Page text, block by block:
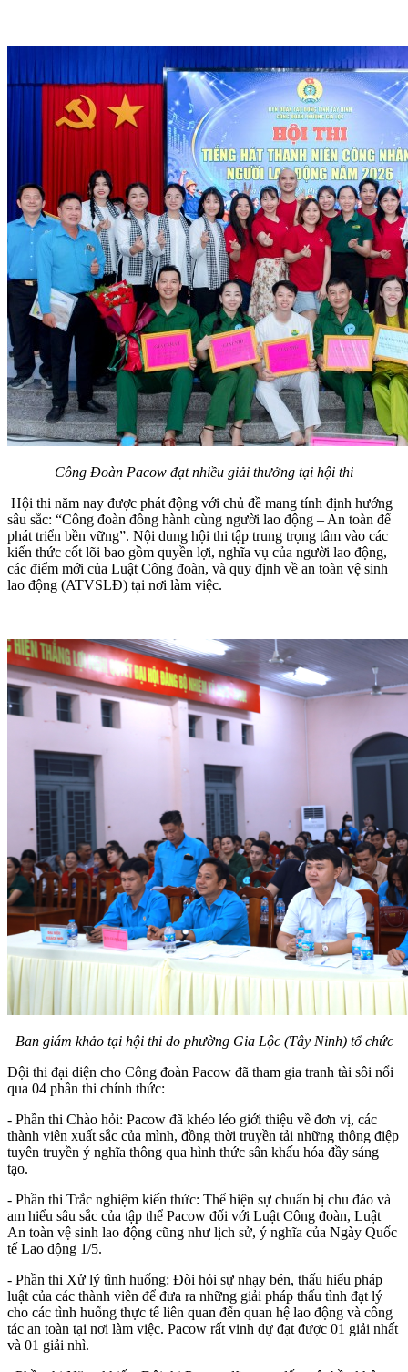
Công Đoàn Pacow đạt nhiều giải thưởng tại hội thi
Hội thi năm nay được phát động với chủ đề mang tính định hướng
sâu sắc: “Công đoàn đồng hành cùng người lao động – An toàn để
phát triển bền vững”. Nội dung hội thi tập trung trọng tâm vào các
kiến thức cốt lõi bao gồm quyền lợi, nghĩa vụ của người lao động,
các điểm mới của Luật Công đoàn, và quy định về an toàn vệ sinh
lao động (ATVSLĐ) tại nơi làm việc.
Ban giám khảo tại hội thi do phường Gia Lộc (Tây Ninh) tổ chức
Đội thi đại diện cho Công đoàn Pacow đã tham gia tranh tài sôi nổi
qua 04 phần thi chính thức:
- Phần thi Chào hỏi: Pacow đã khéo léo giới thiệu về đơn vị, các
thành viên xuất sắc của mình, đồng thời truyền tải những thông điệp
tuyên truyền ý nghĩa thông qua hình thức sân khấu hóa đầy sáng
tạo.
- Phần thi Trắc nghiệm kiến thức: Thể hiện sự chuẩn bị chu đáo và
am hiểu sâu sắc của tập thể Pacow đối với Luật Công đoàn, Luật
An toàn vệ sinh lao động cũng như lịch sử, ý nghĩa của Ngày Quốc
tế Lao động 1/5.
- Phần thi Xử lý tình huống: Đòi hỏi sự nhạy bén, thấu hiểu pháp
luật của các thành viên để đưa ra những giải pháp thấu tình đạt lý
cho các tình huống thực tế liên quan đến quan hệ lao động và công
tác an toàn tại nơi làm việc. Pacow rất vinh dự đạt được 01 giải nhất
và 01 giải nhì.